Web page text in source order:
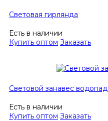
Световая гирлянда
Есть в наличии
Купить оптом Заказать
Световой занавес водопад
Есть в наличии
Купить оптом Заказать